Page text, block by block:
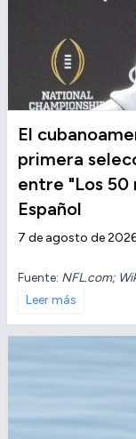
El
primera
entre "Los 50
Español
7 de agosto de
Fuente: NFL.com;
Leer más